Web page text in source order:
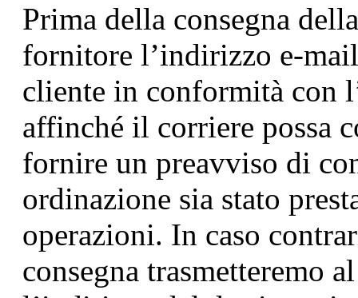
Prima della consegna
fornitore l’indirizzo e-
cliente in conformità con
affinché il corriere possa
fornire un preavviso di
ordinazione sia stato
operazioni. In caso
consegna trasmetteremo